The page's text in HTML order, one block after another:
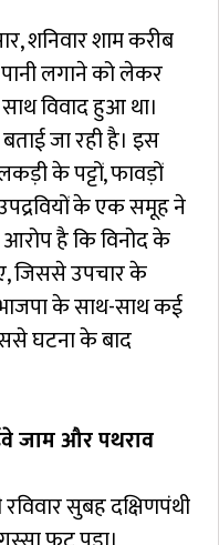
शनिवार शाम करीब
लगाने को लेकर
विवाद हुआ था।
बताई जा रही है। इस
के पट्टों, फावड़ों
के एक समूह ने
आरोप है कि विनोद के
जिससे उपचार के
भाजपा के साथ-साथ कई
घटना के बाद
जाम और पथराव
सुबह दक्षिणपंथी